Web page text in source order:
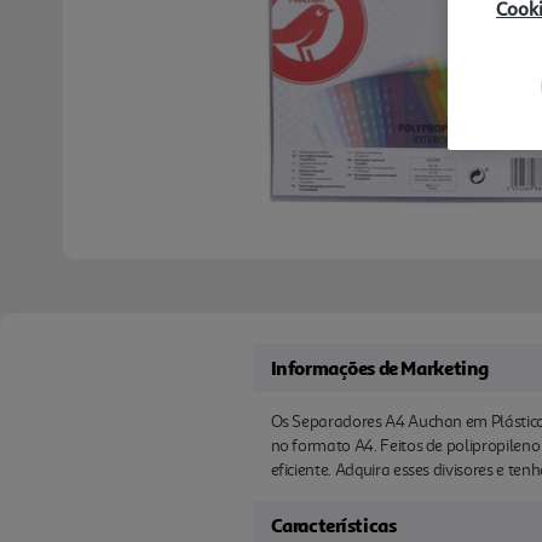
Informações de Marketing
Os Separadores A4 Auchan em
no formato A4. Feitos de polipropileno
eficiente. Adquira esses divisores e
Características